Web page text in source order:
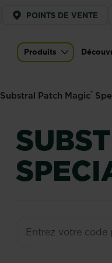
POINTS DE VENTE
Main navigation
Produits
Substral Patch Magic®